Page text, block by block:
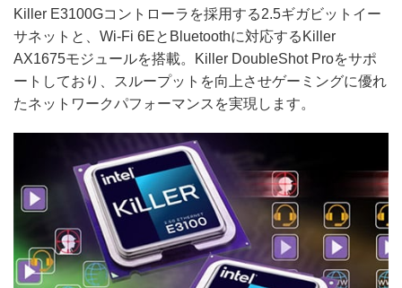
Killer E3100Gコントローラを採用する2.5ギガビットイー
サネットと、Wi-Fi 6EとBluetoothに対応するKiller
AX1675モジュールを搭載。Killer DoubleShot Proをサポ
ートしており、スループットを向上させゲーミングに優れ
たネットワークパフォーマンスを実現します。